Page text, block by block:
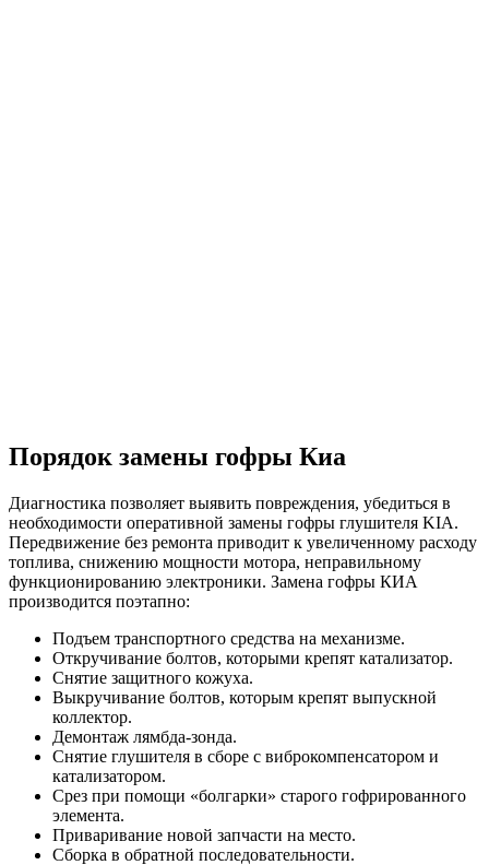
Порядок замены гофры Киа
Диагностика позволяет выявить повреждения, убедиться в
необходимости оперативной замены гофры глушителя KIA.
Передвижение без ремонта приводит к увеличенному расходу
топлива, снижению мощности мотора, неправильному
функционированию электроники. Замена гофры КИА
производится поэтапно:
Подъем транспортного средства на механизме.
Откручивание болтов, которыми крепят катализатор.
Снятие защитного кожуха.
Выкручивание болтов, которым крепят выпускной
коллектор.
Демонтаж лямбда-зонда.
Снятие глушителя в сборе с виброкомпенсатором и
катализатором.
Срез при помощи «болгарки» старого гофрированного
элемента.
Приваривание новой запчасти на место.
Сборка в обратной последовательности.